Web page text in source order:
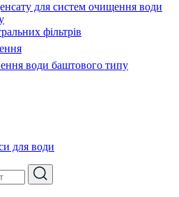
для систем очищення води
фільтрів
води баштового типу
для води